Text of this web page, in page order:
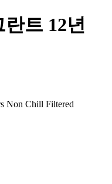
트 12년
Non Chill Filtered